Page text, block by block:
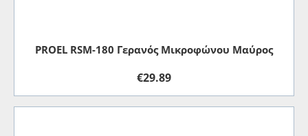
PROEL RSM-180 Γερανός Μικροφώνου Μαύρος
€29.89